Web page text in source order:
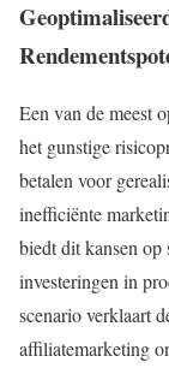
Een van de meest
het gunstige
betalen voor
inefficiënte
biedt dit kansen op
investeringen in
scenario verklaart
affiliatemarketing